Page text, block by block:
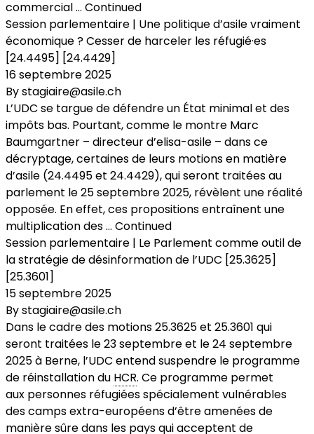
commercial … Continued
Session parlementaire | Une politique d’asile vraiment
économique ? Cesser de harceler les réfugié·es
[24.4495] [24.4429]
16 septembre 2025
Bystagiaire@asile.ch
L’UDC se targue de défendre un État minimal et des
impôts bas. Pourtant, comme le montre Marc
Baumgartner – directeur d’elisa-asile – dans ce
décryptage, certaines de leurs motions en matière
d’asile (24.4495 et 24.4429), qui seront traitées au
parlement le 25 septembre 2025, révèlent une réalité
opposée. En effet, ces propositions entraînent une
multiplication des … Continued
Session parlementaire | Le Parlement comme outil de
la stratégie de désinformation de l’UDC [25.3625]
[25.3601]
15 septembre 2025
Bystagiaire@asile.ch
Dans le cadre des motions 25.3625 et 25.3601 qui
seront traitées le 23 septembre et le 24 septembre
2025 à Berne, l’UDC entend suspendre le programme
de réinstallation du HCR. Ce programme permet
aux personnes réfugiées spécialement vulnérables
des camps extra-européens d’être amenées de
manière sûre dans les pays qui acceptent de